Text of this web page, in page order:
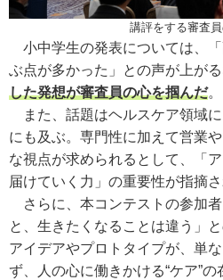
講評をする審査
小中学生の発表については、
ぶ点が多かった」との声が上がる
した発想が審査員の心を掴んだ。
また、話題はヘルスケア領域
にも及ぶ。専門性に加えて営業
な視点が求められるとして、「
届けていく力」の重要性が指摘さ
さらに、本コンテストの参加
と、生きたくなることは違う」
アイデアやプロトタイプが、単
ず、人の心に働きかける“ケア”